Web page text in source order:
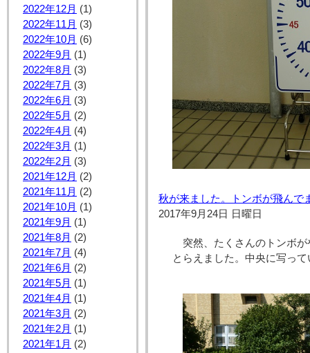
2022年12月 (1)
2022年11月 (3)
2022年10月 (6)
2022年9月 (1)
2022年8月 (3)
2022年7月 (3)
2022年6月 (3)
2022年5月 (2)
2022年4月 (4)
2022年3月 (1)
2022年2月 (3)
2021年12月 (2)
2021年11月 (2)
2021年10月 (1)
2021年9月 (1)
2021年8月 (2)
2021年7月 (4)
2021年6月 (2)
2021年5月 (1)
2021年4月 (1)
2021年3月 (2)
2021年2月 (1)
2021年1月 (2)
秋が来ました。トンボが飛んで
2017年9月24日 日曜日
突然、たくさんのトンボ
とらえました。中央に写っ